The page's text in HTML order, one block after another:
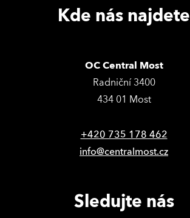
Kde nás najdete
OC Central Most
Radniční 3400
434 01 Most
+420 735 178 462
info@centralmost.cz
Sledujte nás